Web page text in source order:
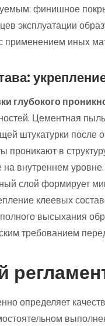
финишное
эксплуатации
иных
глубокого
Цементная
штукатурки после
в
внутреннем
слой формирует
клеевых
высыхания
требованием
определяет